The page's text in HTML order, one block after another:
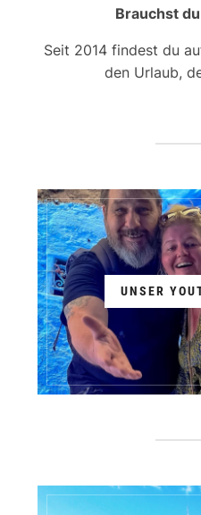
Brauchst
Seit 2014 findest du
den Urlaub,
UNSER